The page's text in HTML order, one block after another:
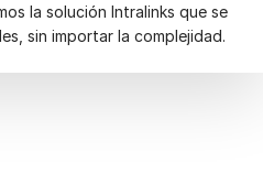
la solución Intralinks que se
sin importar la complejidad.